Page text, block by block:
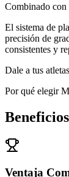
Combinado con
El sistema de
precisión de
consistentes y
Dale a tus
Por qué elegir
Ventaja